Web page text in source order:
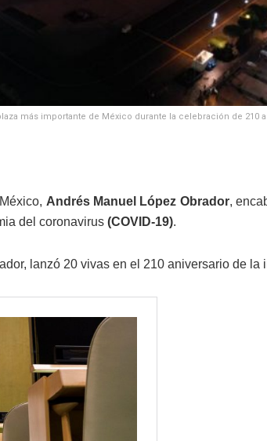
más importante de México durante la celebración de 210
Andrés Manuel López Obrador,
del coronavirus (COVID-19).
lanzó 20 vivas en el 210 aniversario de la